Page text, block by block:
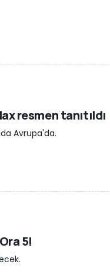
resmen tanıtıldı
Avrupa'da.
5!